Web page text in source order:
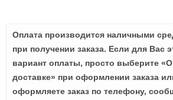
Оплата производится наличными
при получении заказа. Если для Вас
вариант оплаты, просто выберите
доставке» при оформлении заказа
оформляете заказ по телефону,